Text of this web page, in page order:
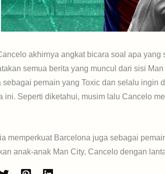
akhirnya angkat bicara soal apa
semua berita yang muncul dari sisi
sebagai pemain yang Toxic dan selalu ingin
ini. Seperti diketahui, musim lalu Cancelo
memperkuat Barcelona juga sebagai
anak-anak Man City, Cancelo dengan